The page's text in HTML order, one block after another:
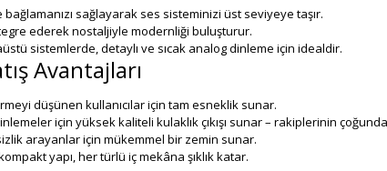
bağlamanızı sağlayarak ses sisteminizi üst seviyeye taşır.
ederek nostaljiyle modernliği buluşturur.
sistemlerde, detaylı ve sıcak analog dinleme için idealdir.
Avantajları
düşünen kullanıcılar için tam esneklik sunar.
için yüksek kaliteli kulaklık çıkışı sunar – rakiplerinin
arayanlar için mükemmel bir zemin sunar.
yapı, her türlü iç mekâna şıklık katar.